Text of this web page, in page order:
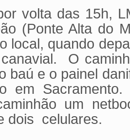
volta das 15h,
(Ponte Alta do
local, quando
O
baú e o painel
em Sacramento.
um
dois celulares.